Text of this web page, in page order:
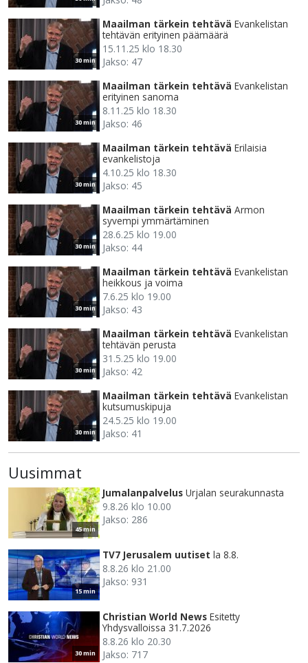
30 min
Maailman tärkein tehtävä Evankelistan
tehtävän erityinen päämäärä
15.11.25 klo 18.30
Jakso: 47
30 min
Maailman tärkein tehtävä Evankelistan
erityinen sanoma
8.11.25 klo 18.30
Jakso: 46
30 min
Maailman tärkein tehtävä Erilaisia
evankelistoja
4.10.25 klo 18.30
Jakso: 45
30 min
Maailman tärkein tehtävä Armon
syvempi ymmärtäminen
28.6.25 klo 19.00
Jakso: 44
30 min
Maailman tärkein tehtävä Evankelistan
heikkous ja voima
7.6.25 klo 19.00
Jakso: 43
30 min
Maailman tärkein tehtävä Evankelistan
tehtävän perusta
31.5.25 klo 19.00
Jakso: 42
30 min
Maailman tärkein tehtävä Evankelistan
kutsumuskipuja
24.5.25 klo 19.00
Jakso: 41
Uusimmat
45 min
Jumalanpalvelus Urjalan seurakunnasta
9.8.26 klo 10.00
Jakso: 286
15 min
TV7 Jerusalem uutiset la 8.8.
8.8.26 klo 21.00
Jakso: 931
30 min
Christian World News Esitetty
Yhdysvalloissa 31.7.2026
8.8.26 klo 20.30
Jakso: 717